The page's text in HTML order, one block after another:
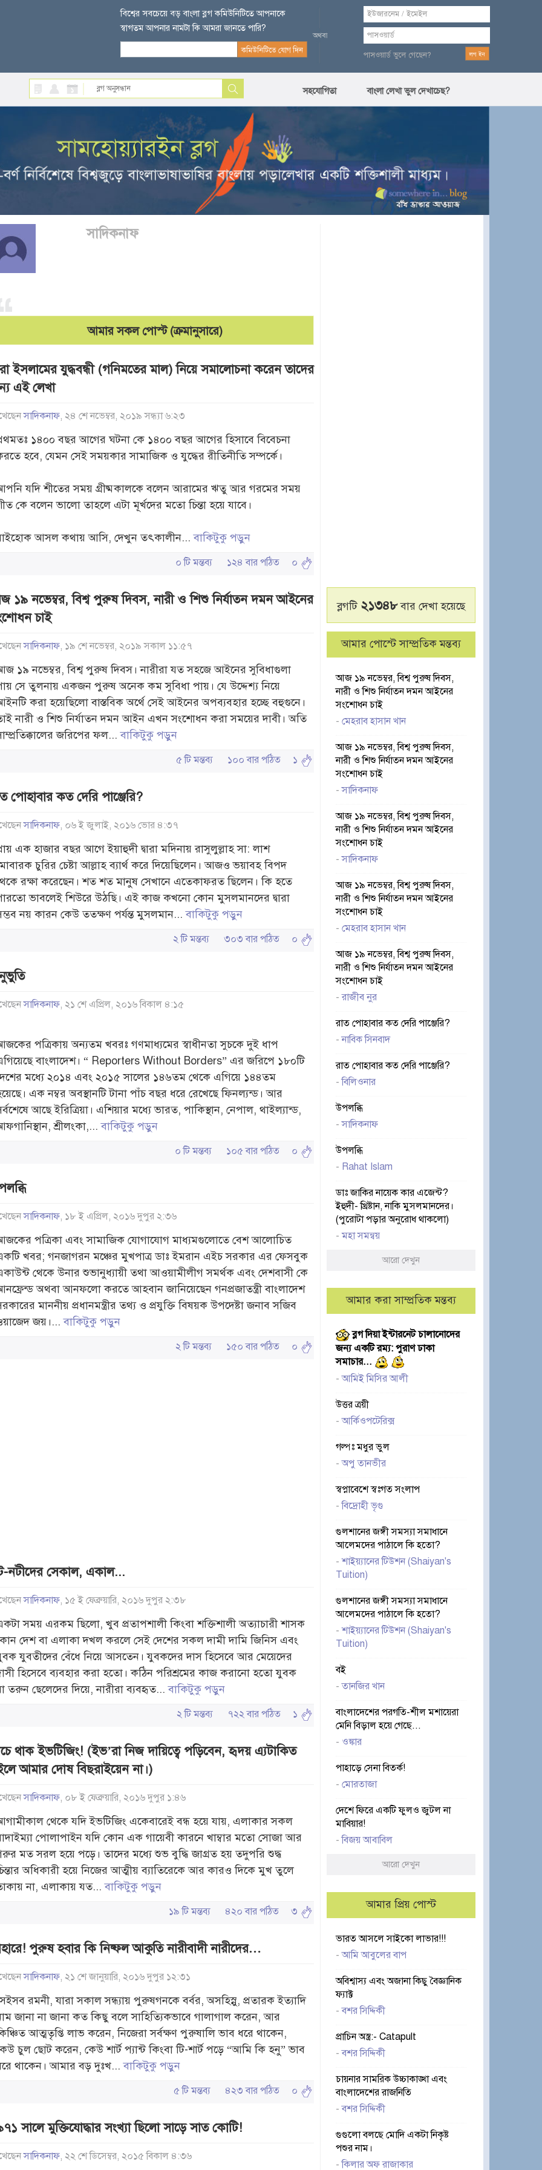
বিশ্বের সবচেয়ে বড় বাংলা ব্লগ কমিউনিটিতে আপনাকে
স্বাগতম আপনার নামটা কি আমরা জানতে পারি?
পাসওয়ার্ড ভুলে গেছেন?
সহযোগিতা বাংলা লেখা ভুল দেখাচেছ?
সাদিকনাফ
আমার সকল পোস্ট (ক্রমানুসারে)
ইসলামের যুদ্ধবন্ধী (গনিমতের মাল) নিয়ে সমালোচনা করেন তাদের
এই লেখা
সাদিকনাফ, ২৪ শে নভেম্বর, ২০১৯ সন্ধ্যা ৬:২৩
১৪০০ বছর আগের ঘটনা কে ১৪০০ বছর আগের হিসাবে বিবেচনা
হবে, যেমন সেই সময়কার সামাজিক ও যুদ্ধের রীতিনীতি সম্পর্কে।
যদি শীতের সময় গ্রীষ্মকালকে বলেন আরামের ঋতু আর গরমের সময়
কে বলেন ভালো তাহলে এটা মূর্খদের মতো চিন্তা হয়ে যাবে।
আসল কথায় আসি, দেখুন তৎকালীন...বাকিটুকু পড়ুন
০ টি মন্তব্য ১২৪ বার পঠিত ০
১৯ নভেম্বর, বিশ্ব পুরুষ দিবস, নারী ও শিশু নির্যাতন দমন আইনের
চাই
সাদিকনাফ, ১৯ শে নভেম্বর, ২০১৯ সকাল ১১:৫৭
১৯ নভেম্বর, বিশ্ব পুরুষ দিবস। নারীরা যত সহজে আইনের সুবিধাগুলা
সে তুলনায় একজন পুরুষ অনেক কম সুবিধা পায়। যে উদ্দেশ্য নিয়ে
করা হয়েছিলো বাস্তবিক অর্থে সেই আইনের অপব্যবহার হচ্ছে বহুগুনে।
নারী ও শিশু নির্যাতন দমন আইন এখন সংশোধন করা সময়ের দাবী। অতি
জরিপের ফল...বাকিটুকু পড়ুন
৫ টি মন্তব্য ১০০ বার পঠিত ১
পোহাবার কত দেরি পাঞ্জেরি?
সাদিকনাফ, ০৬ ই জুলাই, ২০১৬ ভোর ৪:৩৭
এক হাজার বছর আগে ইয়াহুদী দ্বারা মদিনায় রাসুলুল্লাহ সা: লাশ
চুরির চেষ্টা আল্লাহ ব্যার্থ করে দিয়েছিলেন। আজও ভয়াবহ বিপদ
রক্ষা করেছেন। শত শত মানুষ সেখানে এতেকাফরত ছিলেন। কি হতে
ভাবলেই শিউরে উঠছি। এই কাজ কখনো কোন মুসলমানদের দ্বারা
নয় কারন কেউ ততক্ষণ পর্যন্ত মুসলমান...বাকিটুকু পড়ুন
২ টি মন্তব্য ৩০৩ বার পঠিত ০
সাদিকনাফ, ২১ শে এপ্রিল, ২০১৬ বিকাল ৪:১৫
পত্রিকায় অন্যতম খবরঃ গণমাধ্যমের স্বাধীনতা সুচকে দুই ধাপ
বাংলাদেশ। “ Reporters Without Borders” এর জরিপে ১৮০টি
মধ্যে ২০১৪ এবং ২০১৫ সালের ১৪৬তম থেকে এগিয়ে ১৪৪তম
এক নম্বর অবস্থানটি টানা পাঁচ বছর ধরে রেখেছে ফিনল্যন্ড। আর
আছে ইরিত্রিয়া। এশিয়ার মধ্যে ভারত, পাকিস্থান, নেপাল, থাইল্যান্ড,
শ্রীলংকা,...বাকিটুকু পড়ুন
০ টি মন্তব্য ১০৫ বার পঠিত ০
সাদিকনাফ, ১৮ ই এপ্রিল, ২০১৬ দুপুর ২:৩৬
পত্রিকা এবং সামাজিক যোগাযোগ মাধ্যমগুলোতে বেশ আলোচিত
খবর; গনজাগরন মঞ্চের মুখপাত্র ডাঃ ইমরান এইচ সরকার এর ফেসবুক
থেকে উনার শুভানুধ্যায়ী তথা আওয়ামীলীগ সমর্থক এবং দেশবাসী কে
অথবা আনফলো করতে আহবান জানিয়েছেন গনপ্রজাতন্ত্রী বাংলাদেশ
মাননীয় প্রধানমন্ত্রীর তথ্য ও প্রযুক্তি বিষয়ক উপদেষ্টা জনাব সজিব
জয়।...বাকিটুকু পড়ুন
২ টি মন্তব্য ১৫০ বার পঠিত ০
নটীদের সেকাল, একাল...
সাদিকনাফ, ১৫ ই ফেব্রুয়ারি, ২০১৬ দুপুর ২:৩৮
সময় এরকম ছিলো, খুব প্রতাপশালী কিংবা শক্তিশালী অত্যাচারী শাসক
দেশ বা এলাকা দখল করলে সেই দেশের সকল দামী দামি জিনিস এবং
যুবতীদের বেঁধে নিয়ে আসতেন। যুবকদের দাস হিসেবে আর মেয়েদের
হিসেবে ব্যবহার করা হতো। কঠিন পরিশ্রমের কাজ করানো হতো যুবক
তরুন ছেলেদের দিয়ে, নারীরা ব্যবহৃত...বাকিটুকু পড়ুন
২ টি মন্তব্য ৭২২ বার পঠিত ১
থাক ইভটিজিং! (ইভ’রা নিজ দায়িত্বে পড়িবেন, হৃদয় এ্যটাকিত
আমার দোষ বিছরাইয়েন না।)
সাদিকনাফ, ০৮ ই ফেব্রুয়ারি, ২০১৬ দুপুর ১:৪৬
থেকে যদি ইভটিজিং একেবারেই বন্ধ হয়ে যায়, এলাকার সকল
পোলাপাইন যদি কোন এক গায়েবী কারনে খাম্বার মতো সোজা আর
মত সরল হয়ে পড়ে। তাদের মধ্যে শুভ বুদ্ধি জাগ্রত হয় তদুপরি শুদ্ধ
অধিকারী হয়ে নিজের আত্মীয় ব্যাতিরেকে আর কারও দিকে মুখ তুলে
না, এলাকায় যত...বাকিটুকু পড়ুন
১৯ টি মন্তব্য ৪২০ বার পঠিত ৩
পুরুষ হবার কি নিষ্ফল আকুতি নারীবাদী নারীদের…
সাদিকনাফ, ২১ শে জানুয়ারি, ২০১৬ দুপুর ১২:৩১
রমনী, যারা সকাল সন্ধ্যায় পুরুষগনকে বর্বর, অসহিস্নু, প্রতারক ইত্যাদি
জানা না জানা কত কিছু বলে সাহিত্যিকভাবে গালাগাল করেন, আর
আত্মতৃপ্তি লাভ করেন, নিজেরা সর্বক্ষণ পুরুষালি ভাব ধরে থাকেন,
চুল ছোট করেন, কেউ শার্ট প্যান্ট কিংবা টি-শার্ট পড়ে “আমি কি হনু” ভাব
থাকেন। আমার বড় দুঃখ...বাকিটুকু পড়ুন
৫ টি মন্তব্য ৪২৩ বার পঠিত ০
সালে মুক্তিযোদ্ধার সংখ্যা ছিলো সাড়ে সাত কোটি!
সাদিকনাফ, ২২ শে ডিসেম্বর, ২০১৫ বিকাল ৪:৩৬
ব্লগটি ২১৩৪৮বার দেখা হয়েছে
আমার পোস্টে সাম্প্রতিক মন্তব্য
আজ ১৯ নভেম্বর, বিশ্ব পুরুষ দিবস,
নারী ও শিশু নির্যাতন দমন আইনের
সংশোধন চাই
- মেহরাব হাসান খান
আজ ১৯ নভেম্বর, বিশ্ব পুরুষ দিবস,
নারী ও শিশু নির্যাতন দমন আইনের
সংশোধন চাই
-সাদিকনাফ
আজ ১৯ নভেম্বর, বিশ্ব পুরুষ দিবস,
নারী ও শিশু নির্যাতন দমন আইনের
সংশোধন চাই
-সাদিকনাফ
আজ ১৯ নভেম্বর, বিশ্ব পুরুষ দিবস,
নারী ও শিশু নির্যাতন দমন আইনের
সংশোধন চাই
- মেহরাব হাসান খান
আজ ১৯ নভেম্বর, বিশ্ব পুরুষ দিবস,
নারী ও শিশু নির্যাতন দমন আইনের
সংশোধন চাই
-রাজীব নুর
রাত পোহাবার কত দেরি পাঞ্জেরি?
-নাবিক সিনবাদ
রাত পোহাবার কত দেরি পাঞ্জেরি?
-বিলিওনার
উপলব্ধি
-সাদিকনাফ
উপলব্ধি
- Rahat Islam
ডাঃ জাকির নায়েক কার এজেন্ট?
ইহুদী- খ্রিষ্টান, নাকি মুসলমানদের।
(পুরোটা পড়ার অনুরোধ থাকলো)
-মহা সমন্বয়
আরো দেখুন
আমার করা সাম্প্রতিক মন্তব্য
ব্লগ দিয়া ইন্টারনেট চালানোদের
জন্য একটি রম্য: পুরাণ ঢাকা
সমাচার...
-আমিই মিসির আলী
উত্তর ত্রয়ী
-আর্কিওপটেরিক্স
গল্পঃ মধুর ভুল
-অপু তানভীর
স্বপ্নাবেশে স্বঃগত সংলাপ
-বিদ্রোহী ভৃগু
গুলশানের জঙ্গী সমস্যা সমাধানে
আলেমদের পাঠালে কি হতো?
-শাইয়্যানের টিউশন (Shaiyan's
Tuition)
গুলশানের জঙ্গী সমস্যা সমাধানে
আলেমদের পাঠালে কি হতো?
-শাইয়্যানের টিউশন (Shaiyan's
Tuition)
বই
-তানজির খান
বাংলাদেশের পরগতি-শীল মশায়েরা
মেনি বিড়াল হয়ে গেছে...
- ওঙ্কার
পাহাড়ে সেনা বিতর্ক!
- মোরতাজা
দেশে ফিরে একটি ফুলও জুটল না
মাবিয়ার!
-বিজয় আবাবিল
আরো দেখুন
আমার প্রিয় পোস্ট
ভারত আসলে সাইকো লাভার!!!
-আমি আবুলের বাপ
অবিশ্বাস্য এবং অজানা কিছু বৈজ্ঞানিক
ফ্যাক্ট
-বশর সিদ্দিকী
প্রাচিন অস্ত্র:- Catapult
-বশর সিদ্দিকী
চায়নার সামরিক উচ্চাকাঙ্খা এবং
বাংলাদেশের রাজনিতি
-বশর সিদ্দিকী
গুগুলো বলছে মোদি একটা নিকৃষ্ট
পশুর নাম।
-কিলার অফ রাজাকার